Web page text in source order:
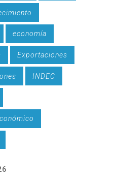
economía
Exportaciones
INDEC